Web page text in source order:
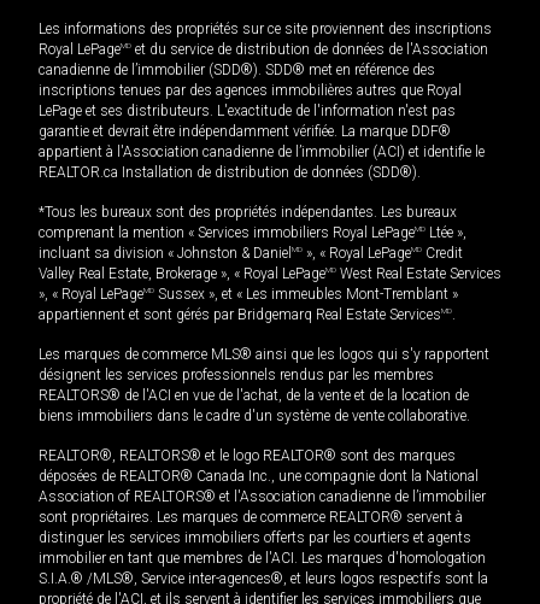
Les informations des propriétés sur ce site proviennent des inscriptions
Royal LePageMD et du service de distribution de données de l'Association
canadienne de l’immobilier (SDD®). SDD® met en référence des
inscriptions tenues par des agences immobilières autres que Royal
LePage et ses distributeurs. L'exactitude de l'information n'est pas
garantie et devrait être indépendamment vérifiée. La marque DDF®
appartient à l'Association canadienne de l’immobilier (ACI) et identifie le
REALTOR.ca Installation de distribution de données (SDD®).
*Tous les bureaux sont des propriétés indépendantes. Les bureaux
comprenant la mention « Services immobiliers Royal LePageMD Ltée »,
incluant sa division « Johnston & Daniel MD », « Royal LePageMD Credit
Valley Real Estate, Brokerage », « Royal LePageMD West Real Estate Services
», « Royal LePageMD Sussex », et « Les immeubles Mont-Tremblant »
appartiennent et sont gérés par Bridgemarq Real Estate ServicesMD.
Les marques de commerce MLS® ainsi que les logos qui s'y rapportent
désignent les services professionnels rendus par les membres
REALTORS® de l'ACI en vue de l'achat, de la vente et de la location de
biens immobiliers dans le cadre d'un système de vente collaborative.
REALTOR®, REALTORS® et le logo REALTOR® sont des marques
déposées de REALTOR® Canada Inc., une compagnie dont la National
Association of REALTORS® et l'Association canadienne de l’immobilier
sont propriétaires. Les marques de commerce REALTOR® servent à
distinguer les services immobiliers offerts par les courtiers et agents
immobilier en tant que membres de l'ACI. Les marques d'homologation
S.I.A.® /MLS®, Service inter-agences®, et leurs logos respectifs sont la
propriété de l'ACI, et ils servent à identifier les services immobiliers que